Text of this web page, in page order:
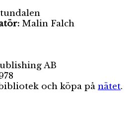
Malin Falch
AB
och köpa på nätet.